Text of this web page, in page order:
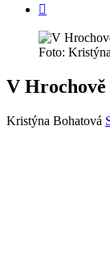
Foto:
V
Kristýna Bohatová